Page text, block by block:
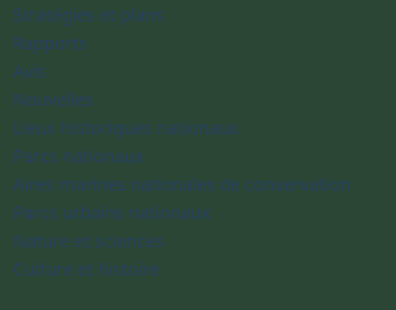
Stratégies et plans
Rapports
Avis
Nouvelles
Lieux historiques nationaux
Parcs nationaux
Aires marines nationales de conservation
Parcs urbains nationaux
Nature et sciences
Culture et histoire